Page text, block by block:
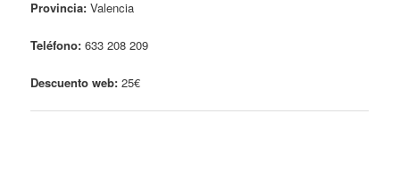
Provincia: Valencia
Teléfono: 633 208 209
Descuento web: 25€